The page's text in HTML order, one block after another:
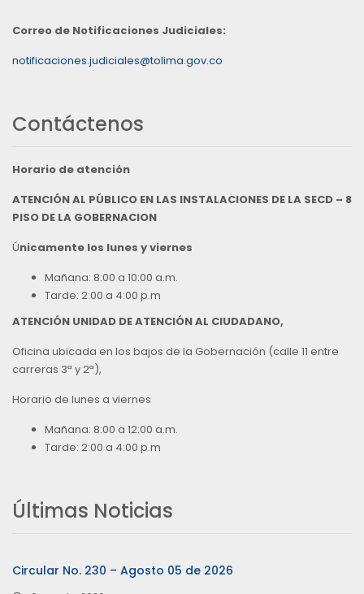
Correo de Notificaciones Judiciales:
notificaciones.judiciales@tolima.gov.co
Contáctenos
Horario de atención
ATENCIÓN AL PÚBLICO EN LAS INSTALACIONES DE LA SECD – 8
PISO DE LA GOBERNACION
Únicamente los lunes y viernes
Mañana: 8:00 a 10:00 a.m.
Tarde: 2:00 a 4:00 p.m
ATENCIÓN UNIDAD DE ATENCIÓN AL CIUDADANO,
Oficina ubicada en los bajos de la Gobernación (calle 11 entre
carreras 3ª y 2ª),
Horario de lunes a viernes
Mañana: 8:00 a 12:00 a.m.
Tarde: 2:00 a 4:00 p.m
Últimas Noticias
Circular No. 230 – Agosto 05 de 2026